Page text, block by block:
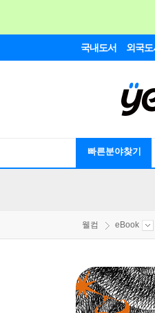
국내도서 외국도
빠른분야찾기
웰컴 eBook